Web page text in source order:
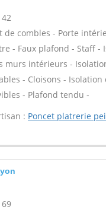
de combles - Porte
- Faux plafond - Staff -
murs intérieurs -
- Cloisons -
- Plafond tendu -
: Poncet platrerie